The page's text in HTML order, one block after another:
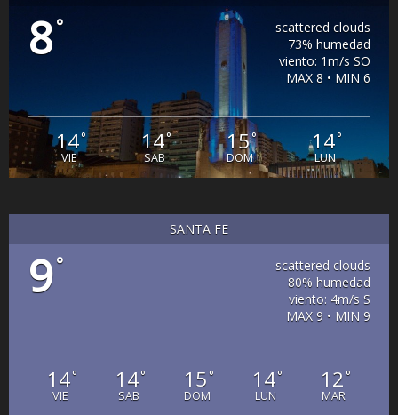
8°
scattered clouds
73% humedad
viento: 1m/s SO
MAX 8 • MIN 6
14°
VIE
14°
SAB
15°
DOM
14°
LUN
SANTA FE
9°
scattered clouds
80% humedad
viento: 4m/s S
MAX 9 • MIN 9
14°
VIE
14°
SAB
15°
DOM
14°
LUN
12°
MAR